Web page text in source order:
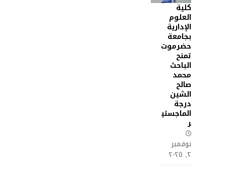
كلية
العلوم
الإدارية
بجامعة
حضرموت
تمنح
الباحث
محمد
صالح
الشين
درجة
الماجستي
ر
نوفمبر
٢, ٢٠٢٥